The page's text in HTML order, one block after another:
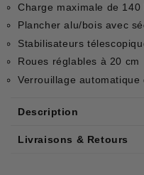
Charge maximale de 140
Plancher alu/bois avec
Stabilisateurs
Roues réglables à 20 cm
Verrouillage automatique
Description
Livraisons & Retours